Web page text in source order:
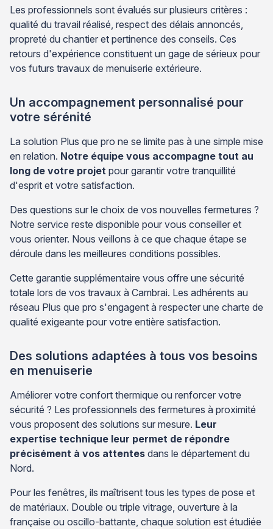
Les professionnels sont évalués sur plusieurs critères :
qualité du travail réalisé, respect des délais annoncés,
propreté du chantier et pertinence des conseils. Ces
retours d'expérience constituent un gage de sérieux pour
vos futurs travaux de menuiserie extérieure.
Un accompagnement personnalisé pour
votre sérénité
La solution Plus que pro ne se limite pas à une simple mise
en relation. Notre équipe vous accompagne tout au
long de votre projet pour garantir votre tranquillité
d'esprit et votre satisfaction.
Des questions sur le choix de vos nouvelles fermetures ?
Notre service reste disponible pour vous conseiller et
vous orienter. Nous veillons à ce que chaque étape se
déroule dans les meilleures conditions possibles.
Cette garantie supplémentaire vous offre une sécurité
totale lors de vos travaux à Cambrai. Les adhérents au
réseau Plus que pro s'engagent à respecter une charte de
qualité exigeante pour votre entière satisfaction.
Des solutions adaptées à tous vos besoins
en menuiserie
Améliorer votre confort thermique ou renforcer votre
sécurité ? Les professionnels des fermetures à proximité
vous proposent des solutions sur mesure. Leur
expertise technique leur permet de répondre
précisément à vos attentes dans le département du
Nord.
Pour les fenêtres, ils maîtrisent tous les types de pose et
de matériaux. Double ou triple vitrage, ouverture à la
française ou oscillo-battante, chaque solution est étudiée